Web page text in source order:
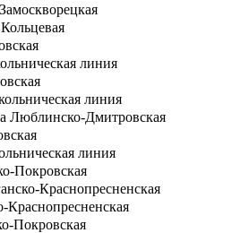
Замоскворецкая
Кольцевая
линия
линия
Люблинско-Дмитровская
линия
Покровская
Краснопресненская
Краснопресненская
Покровская